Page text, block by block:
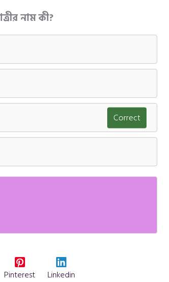
নাম কী?
Correct
Pinterest Linkedin